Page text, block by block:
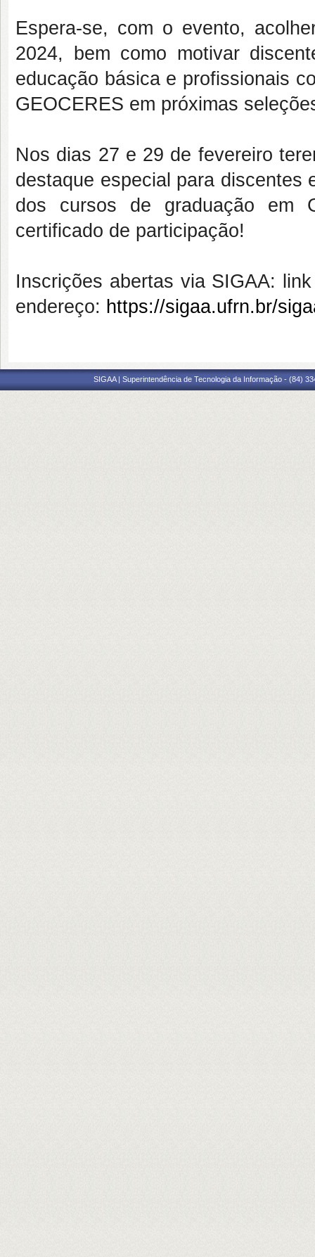
Espera-se, com o evento,
2024, bem como motivar
educação básica e profissionais
GEOCERES em próximas
Nos dias 27 e 29 de fevereiro
destaque especial para discentes
dos cursos de graduação em
certificado de participação!
Inscrições abertas via SIGAA:
endereço: https://sigaa.ufrn.br/
SIGAA | Superintendência de Tecnologia da Informação - (84)